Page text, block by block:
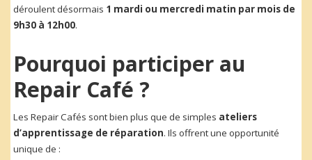
déroulent désormais 1 mardi ou mercredi matin par mois de
9h30 à 12h00.
Pourquoi participer au
Repair Café ?
Les Repair Cafés sont bien plus que de simples ateliers
d’apprentissage de réparation. Ils offrent une opportunité
unique de :